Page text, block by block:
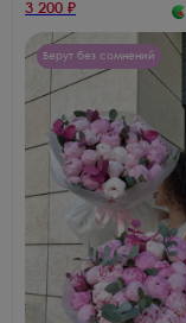
3 200 ₽
Берут без сомнений